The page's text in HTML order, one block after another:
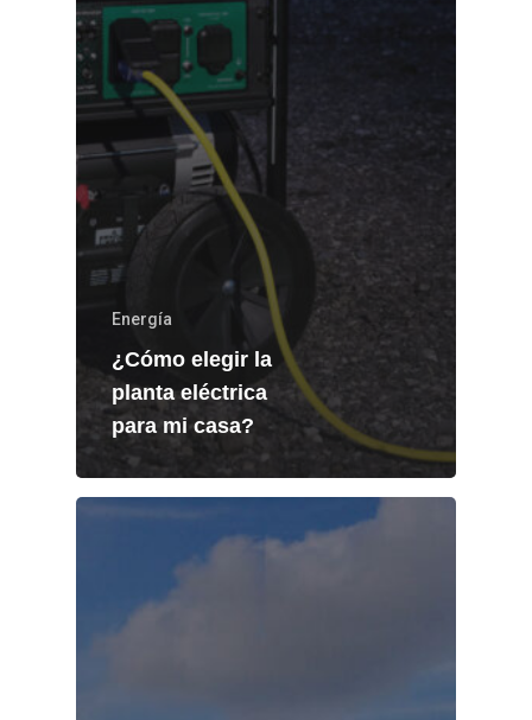
Energía
¿Cómo elegir la
planta eléctrica
para mi casa?